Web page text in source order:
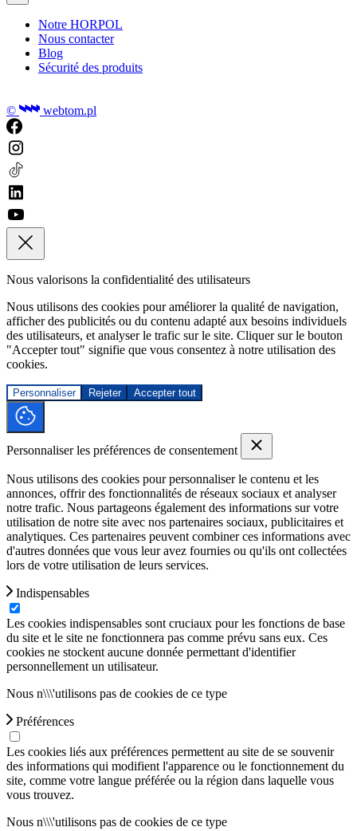
Notre HORPOL
Nous contacter
Blog
Sécurité des produits
© webtom.pl
Nous valorisons la confidentialité des utilisateurs
Nous utilisons des cookies pour améliorer la qualité de navigation,
afficher des publicités ou du contenu adapté aux besoins individuels
des utilisateurs, et analyser le trafic sur le site. Cliquer sur le bouton
"Accepter tout" signifie que vous consentez à notre utilisation des
cookies.
Personnaliser Rejeter Accepter tout
Personnaliser les préférences de consentement
Nous utilisons des cookies pour personnaliser le contenu et les
annonces, offrir des fonctionnalités de réseaux sociaux et analyser
notre trafic. Nous partageons également des informations sur votre
utilisation de notre site avec nos partenaires sociaux, publicitaires et
analytiques. Ces partenaires peuvent combiner ces informations avec
d'autres données que vous leur avez fournies ou qu'ils ont collectées
lors de votre utilisation de leurs services.
Indispensables
Les cookies indispensables sont cruciaux pour les fonctions de base
du site et le site ne fonctionnera pas comme prévu sans eux. Ces
cookies ne stockent aucune donnée permettant d'identifier
personnellement un utilisateur.
Nous n\\\'utilisons pas de cookies de ce type
Préférences
Les cookies liés aux préférences permettent au site de se souvenir
des informations qui modifient l'apparence ou le fonctionnement du
site, comme votre langue préférée ou la région dans laquelle vous
vous trouvez.
Nous n\\\'utilisons pas de cookies de ce type